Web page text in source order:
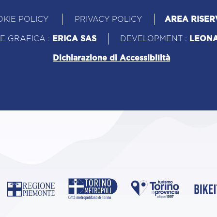
POLICY PRIVACY POLICY AREA
GRAFICA : ERICA SAS DEVELOPMENT :
Dichiarazione di Accessibilità